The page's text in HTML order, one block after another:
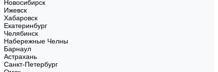
Новосибирск
Ижевск
Хабаровск
Екатеринбург
Челябинск
Набережные Челны
Барнаул
Астрахань
Санкт-Петербург